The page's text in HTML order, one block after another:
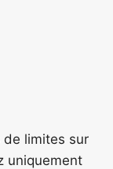
de limites sur
uniquement